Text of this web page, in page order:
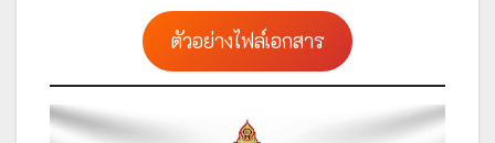
ตัวอย่างไฟล์เอกสาร